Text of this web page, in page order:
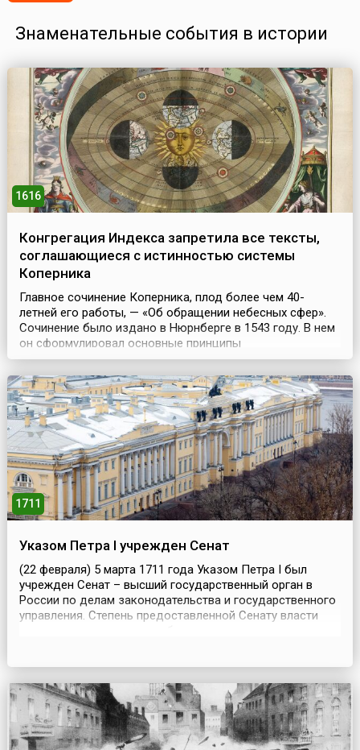
Знаменательные события в истории
1616
Конгрегация Индекса запретила все тексты,
соглашающиеся с истинностью системы
Коперника
Главное сочинение Коперника, плод более чем 40-
летней его работы, — «Об обращении небесных сфер».
Сочинение было издано в Нюрнберге в 1543 году. В нем
он сформулировал основные принципы
гелиоцентрической системы, в отличие от принятой
тогда геоцентрической. Нюрнбергский теолог Озиандер,
готовя книгу к печати, из осторожности снабдил её
анонимным предисловием, в котором объявил новую
модель условны...
1711
Указом Петра I учрежден Сенат
(22 февраля) 5 марта 1711 года Указом Петра I был
учрежден Сенат – высший государственный орган в
России по делам законодательства и государственного
управления. Степень предоставленной Сенату власти
становится о...